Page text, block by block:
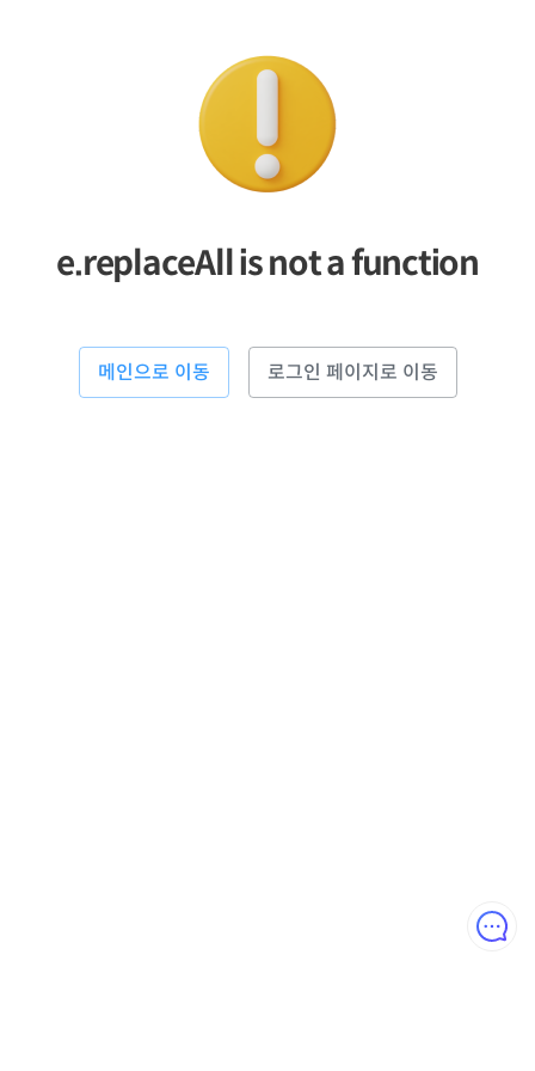
e.replaceAll is not a function
메인으로 이동 로그인 페이지로 이동